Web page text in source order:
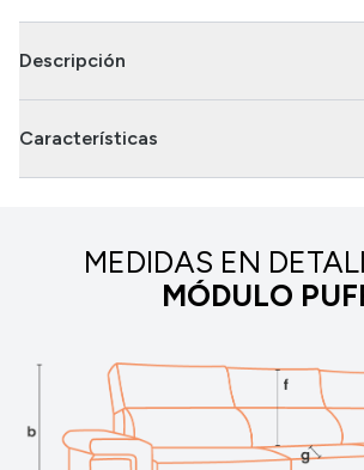
Descripción
Características
MEDIDAS EN
MÓDULO